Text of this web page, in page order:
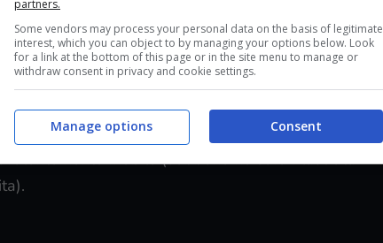
ad un gioco che ibrida due modelli così diversi tra loro
in prima battuta, è indubitabile che
di meglio visto finora nel suo genere: un
infinito, oltre che graficamente
mobile (sebbene ne sarà rilasciata
partners.
Some vendors may process your personal data on the basis of legitimate
interest, which you can object to by managing your options below. Look
for a link at the bottom of this page or in the site menu to manage or
withdraw consent in privacy and cookie settings.
Consent
Manage options